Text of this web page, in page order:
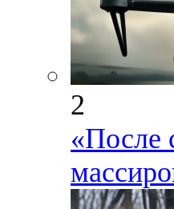
2
«После